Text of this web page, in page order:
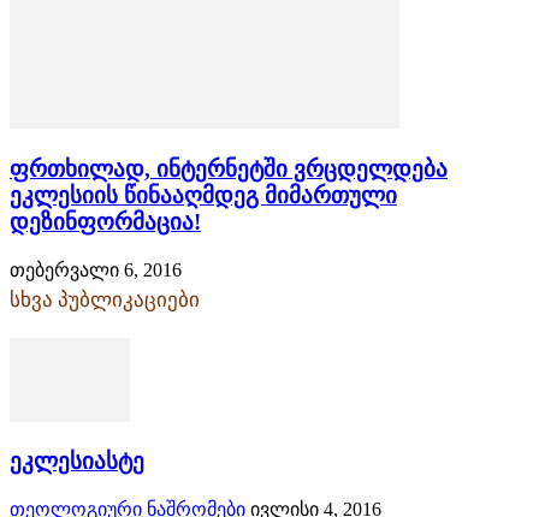
ფრთხილად, ინტერნეტში ვრცდელდება
ეკლესიის წინააღმდეგ მიმართული
დეზინფორმაცია!
თებერვალი 6, 2016
სხვა პუბლიკაციები
ეკლესიასტე
თეოლოგიური ნაშრომები ივლისი 4, 2016